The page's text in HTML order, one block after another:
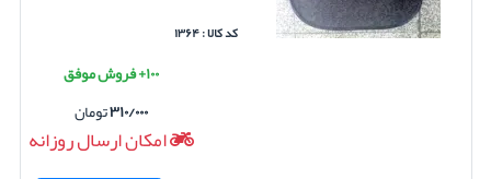
کد کالا : ۱۳۶۴
۱۰۰+ فروش موفق
۳۱۰/۰۰۰تومان
امکان ارسال روزانه